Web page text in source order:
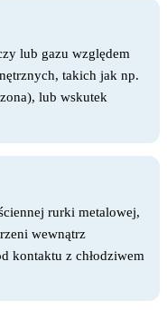
lub gazu względem
takich jak np.
lub wskutek
rurki metalowej,
wewnątrz
kontaktu z chłodziwem